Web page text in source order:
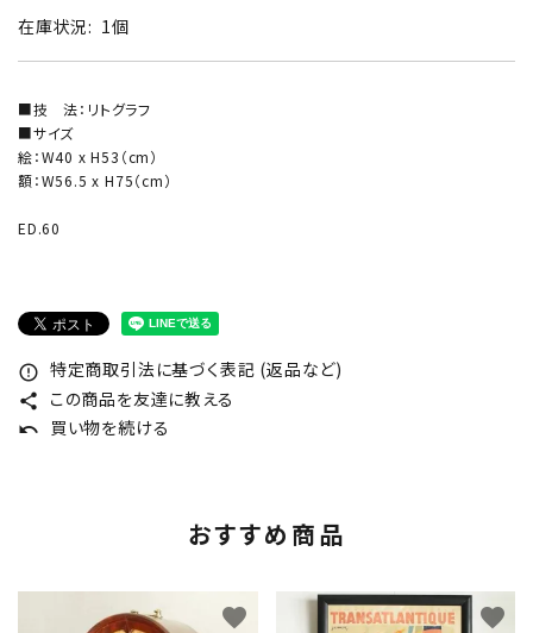
在庫状況: 1個
■技 法：リトグラフ
■サイズ
絵：W40 x H53（cm）
額：W56.5 x H75（cm）
ED.60
error_outline 特定商取引法に基づく表記 (返品など)
share この商品を友達に教える
undo 買い物を続ける
おすすめ商品
favorite favorite